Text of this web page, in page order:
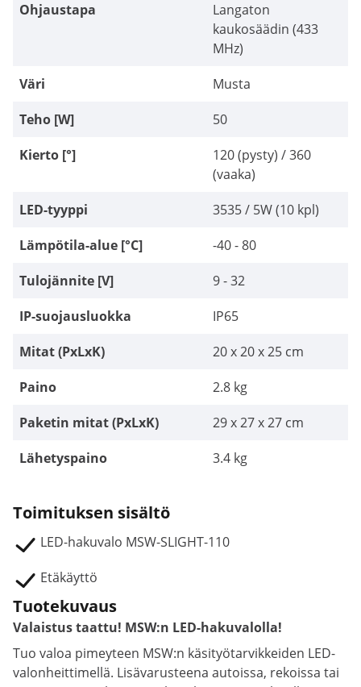
Ohjaustapa
Langaton
kaukosäädin (433
MHz)
Väri
Musta
Teho [W]
50
Kierto [°]
120 (pysty) / 360
(vaaka)
LED-tyyppi
3535 / 5W (10 kpl)
Lämpötila-alue [°C]
-40 - 80
Tulojännite [V]
9 - 32
IP-suojausluokka
IP65
Mitat (PxLxK)
20 x 20 x 25 cm
Paino
2.8 kg
Paketin mitat (PxLxK)
29 x 27 x 27 cm
Lähetyspaino
3.4 kg
Toimituksen sisältö
LED-hakuvalo MSW-SLIGHT-110
Etäkäyttö
Tuotekuvaus
Valaistus taattu! MSW:n LED-hakuvalolla!
Tuo valoa pimeyteen MSW:n käsityötarvikkeiden LED-
valonheittimellä. Lisävarusteena autoissa, rekoissa tai